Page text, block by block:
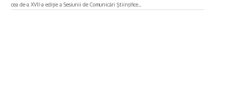
cea de-a XVII-a ediție a Sesiunii de Comunicări Știinţifice...